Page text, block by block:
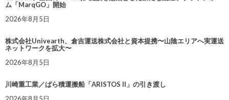
ム「MarqGO」開始
2026年8月5日
株式会社Univearth、倉吉運送株式会社と資本提携〜山陰エリアへ実運送
ネットワークを拡大〜
2026年8月5日
川崎重工業／ばら積運搬船「ARISTOS II」の引き渡し
2026年8月5日